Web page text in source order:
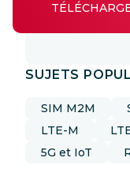
SUJETS
SIM M2M
LTE-M
5G et IoT